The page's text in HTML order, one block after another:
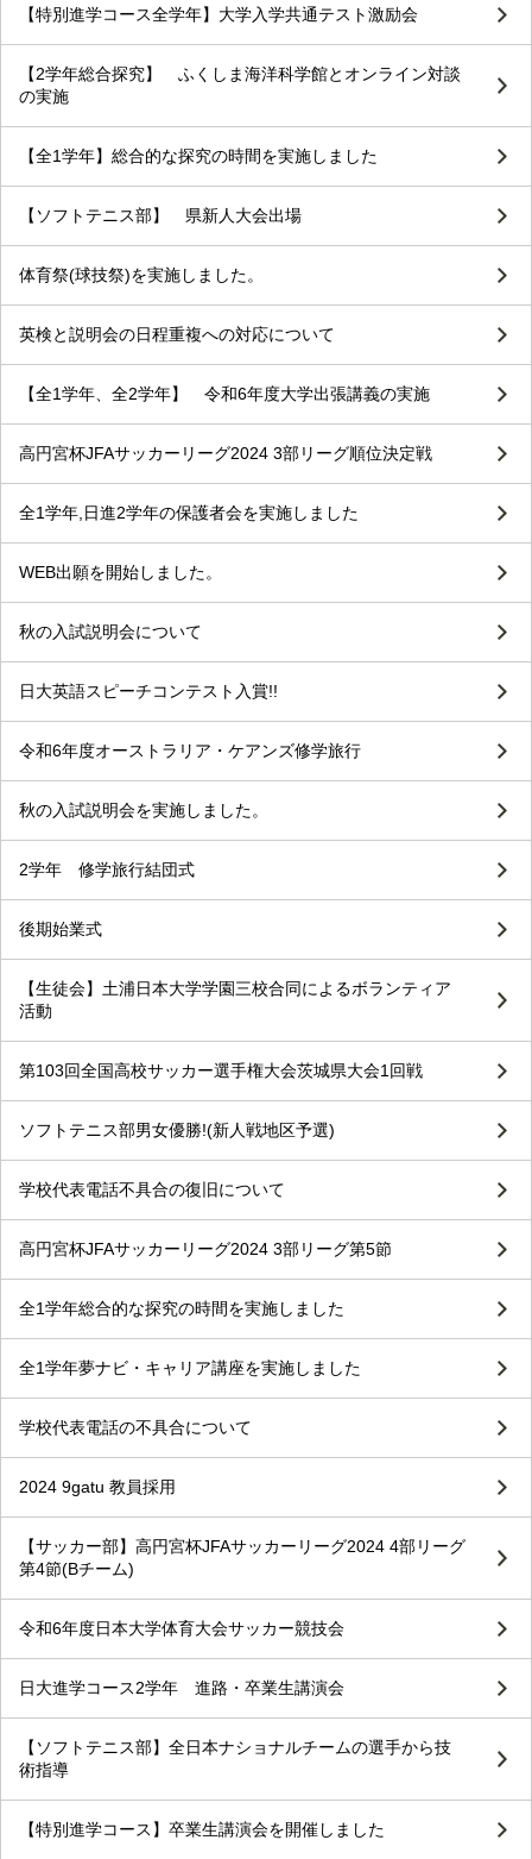
【特別進学コース全学年】大学入学共通テスト激励会
【2学年総合探究】 ふくしま海洋科学館とオンライン対談
の実施
【全1学年】総合的な探究の時間を実施しました
【ソフトテニス部】 県新人大会出場
体育祭(球技祭)を実施しました。
英検と説明会の日程重複への対応について
【全1学年、全2学年】 令和6年度大学出張講義の実施
高円宮杯JFAサッカーリーグ2024 3部リーグ順位決定戦
全1学年,日進2学年の保護者会を実施しました
WEB出願を開始しました。
秋の入試説明会について
日大英語スピーチコンテスト入賞!!
令和6年度オーストラリア・ケアンズ修学旅行
秋の入試説明会を実施しました。
2学年 修学旅行結団式
後期始業式
【生徒会】土浦日本大学学園三校合同によるボランティア
活動
第103回全国高校サッカー選手権大会茨城県大会1回戦
ソフトテニス部男女優勝!(新人戦地区予選)
学校代表電話不具合の復旧について
高円宮杯JFAサッカーリーグ2024 3部リーグ第5節
全1学年総合的な探究の時間を実施しました
全1学年夢ナビ・キャリア講座を実施しました
学校代表電話の不具合について
2024 9gatu 教員採用
【サッカー部】高円宮杯JFAサッカーリーグ2024 4部リーグ
第4節(Bチーム)
令和6年度日本大学体育大会サッカー競技会
日大進学コース2学年 進路・卒業生講演会
【ソフトテニス部】全日本ナショナルチームの選手から技
術指導
【特別進学コース】卒業生講演会を開催しました